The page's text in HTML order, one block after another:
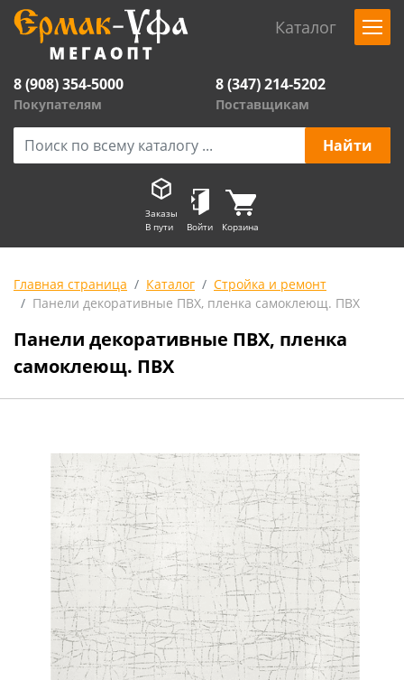
Каталог
8 (908) 354-5000
Покупателям
8 (347) 214-5202
Поставщикам
Заказы
В пути
Войти Корзина
Главная страница Каталог
Стройка и ремонт
Панели декоративные ПВХ, пленка самоклеющ. ПВХ
Панели декоративные ПВХ, пленка
самоклеющ. ПВХ